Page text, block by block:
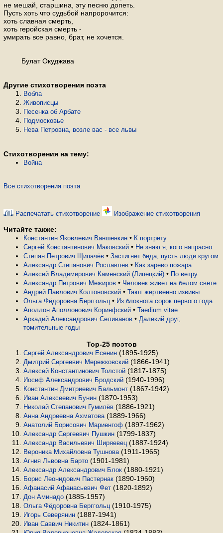
не мешай, старшина, эту песню допеть.
Пусть хоть что судьбой напророчится:
хоть славная смерть,
хоть геройская смерть -
умирать все равно, брат, не хочется.
Булат Окуджава
Другие стихотворения поэта
Вобла
Живописцы
Песенка об Арбате
Подмосковье
Нева Петровна, возле вас - все львы
Стихотворения на тему:
Война
Все стихотворения поэта
Распечатать стихотворение Изображение стихотворения
Читайте также:
Константин Яковлевич Ваншенкин • К портрету
Сергей Константинович Маковский • Не знаю я, кого напрасно
Степан Петрович Щипачёв • Застигнет беда, пусть люди кругом
Александр Степанович Рославлев • Как зарево пожара
Алексей Владимирович Каменский (Липецкий) • По ветру
Александр Петрович Межиров • Человек живет на белом свете
Андрей Павлович Колтоновский • Тают жертвенно извивы
Ольга Фёдоровна Берггольц • Из блокнота сорок первого года
Аполлон Аполлонович Коринфский • Taedium vitae
Аркадий Александрович Селиванов • Далекий друг,
томительные годы
Top-25 поэтов
Сергей Александрович Есенин (1895-1925)
Дмитрий Сергеевич Мережковский (1866-1941)
Алексей Константинович Толстой (1817-1875)
Иосиф Александрович Бродский (1940-1996)
Константин Дмитриевич Бальмонт (1867-1942)
Иван Алексеевич Бунин (1870-1953)
Николай Степанович Гумилёв (1886-1921)
Анна Андреевна Ахматова (1889-1966)
Анатолий Борисович Мариенгоф (1897-1962)
Александр Сергеевич Пушкин (1799-1837)
Александр Васильевич Ширяевец (1887-1924)
Вероника Михайловна Тушнова (1911-1965)
Агния Львовна Барто (1901-1981)
Александр Александрович Блок (1880-1921)
Борис Леонидович Пастернак (1890-1960)
Афанасий Афанасьевич Фет (1820-1892)
Дон Аминадо (1885-1957)
Ольга Фёдоровна Берггольц (1910-1975)
Игорь Северянин (1887-1941)
Иван Саввич Никитин (1824-1861)